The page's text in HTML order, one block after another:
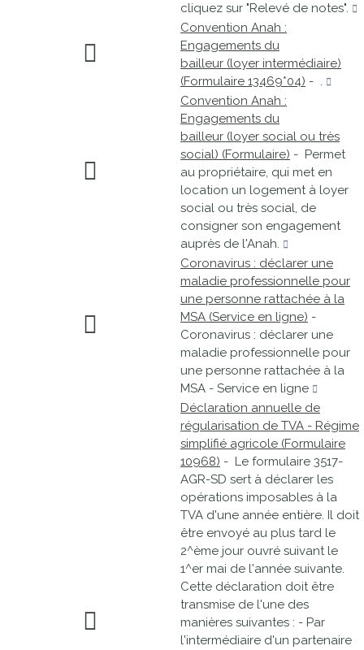
cliquez sur "Relevé de notes".
Convention Anah :
Engagements du
bailleur (loyer intermédiaire)
(Formulaire 13469*04) - .
Convention Anah :
Engagements du
bailleur (loyer social ou très
social) (Formulaire) - Permet
au propriétaire, qui met en
location un logement à loyer
social ou très social, de
consigner son engagement
auprès de l'Anah.
Coronavirus : déclarer une
maladie professionnelle pour
une personne rattachée à la
MSA (Service en ligne) -
Coronavirus : déclarer une
maladie professionnelle pour
une personne rattachée à la
MSA - Service en ligne
Déclaration annuelle de
régularisation de TVA - Régime
simplifié agricole (Formulaire
10968) - Le formulaire 3517-
AGR-SD sert à déclarer les
opérations imposables à la
TVA d'une année entière. Il doit
être envoyé au plus tard le
2^ème jour ouvré suivant le
1^er mai de l'année suivante.
Cette déclaration doit être
transmise de l'une des
manières suivantes : - Par
l'intermédiaire d'un partenaire